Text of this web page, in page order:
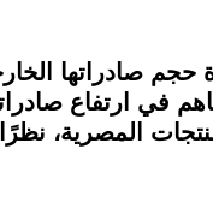
حجم صادراتها
المصرية، نظرًا